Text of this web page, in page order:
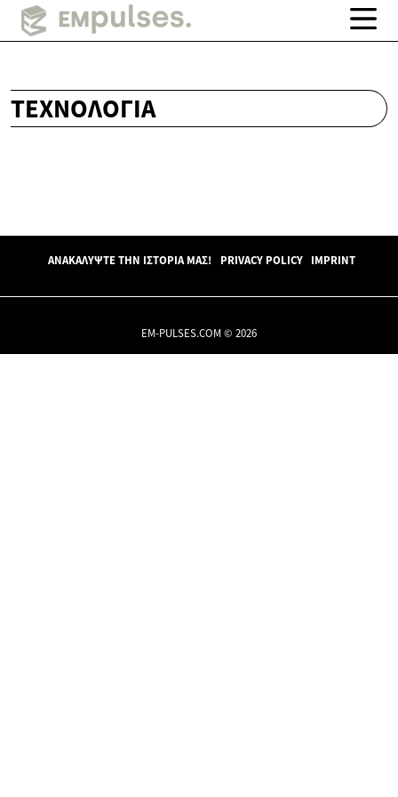
ΤΕΧΝΟΛΟΓΊΑ
ΑΝΑΚΑΛΎΨΤΕ ΤΗΝ ΙΣΤΟΡΊΑ ΜΑΣ! PRIVACY POLICY IMPRINT
EM-PULSES.COM © 2026